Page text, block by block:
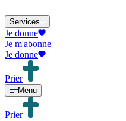
Services
Je donne
Je m'abonne
Je donne
Prier
Menu
Prier